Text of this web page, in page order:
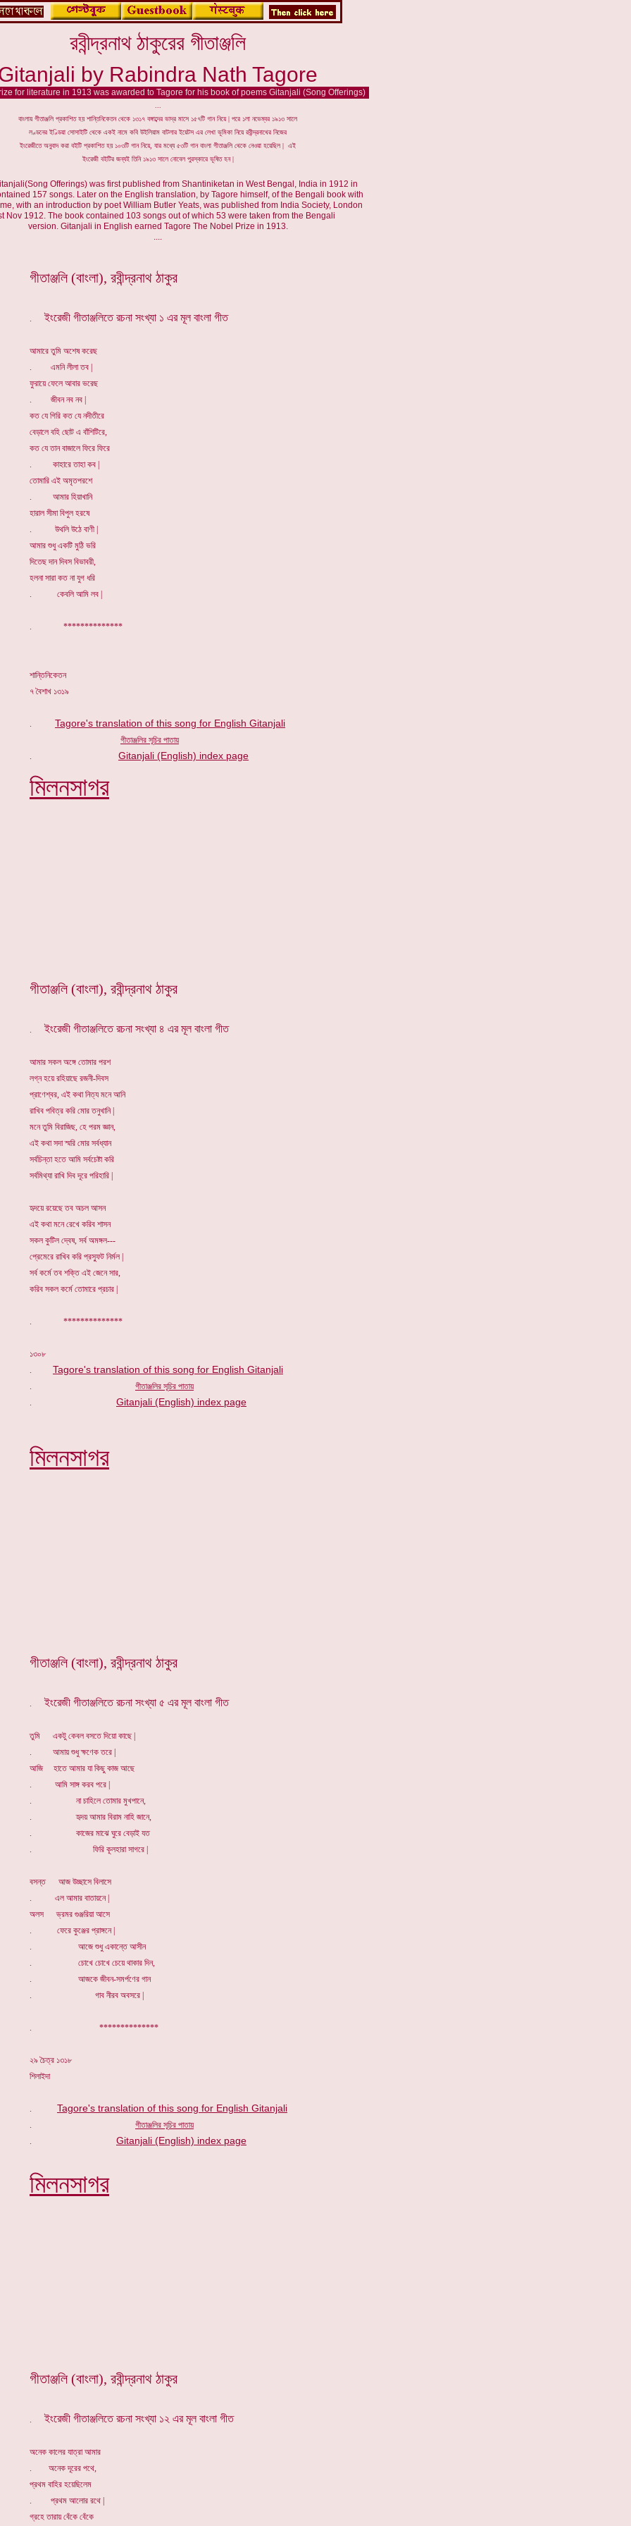
গীতাঞ্জলি (বাংলা), রবীন্দ্রনাথ ঠাকুর
. ইংরেজী গীতাঞ্জলিতে রচনা সংখ্যা ১ এর মূল বাংলা গীত
আমারে তুমি অশেষ করেছ
. এমনি লীলা তব |
ফুরায়ে ফেলে আবার ভরেছ
. জীবন নব নব |
কত যে গিরি কত যে নদীতীরে
বেড়ালে বহি ছোট এ বাঁশিটিরে,
কত যে তান বাজালে ফিরে ফিরে
. কাহারে তাহা কব |
তোমারি এই অমৃতপরশে
. আমার হিয়াখানি
হারাল সীমা বিপুল হরষে
. উথলি উঠে বাণী |
আমার শুধু একটি মুঠি ভরি
দিতেছ দান দিবস বিভাবরী,
হলনা সারা কত না যুগ ধরি
. কেবলি আমি লব |
. **************
শান্তিনিকেতন
৭ বৈশাখ ১৩১৯
. Tagore's translation of this song for English Gitanjali
গীতাঞ্জলির সূচির পাতায়
. Gitanjali (English) index page
মিলনসাগর
রবীন্দ্রনাথ ঠাকুরের গীতাঞ্জলি
by Rabindra Nath Tagore
for literature in 1913 was awarded to Tagore for his book of poems Gitanjali (Song Offerings)
বাংলায় গীতাঞ্জলি প্রকাশিত হয় শান্তিনিকেতন থেকে ১৩১৭ বঙ্গাব্দের ভাদ্র মাসে ১৫৭টি গান নিয়ে | পরে ১লা নভেম্বর ১৯১৩ সালে
লণ্ডনের ইণ্ডিয়া সোসাইটি থেকে একই নামে কবি উইলিয়াম বাটলার ইয়েটস এর লেখা ভূমিকা নিয়ে রবীন্দ্রনাথের নিজের
ইংরেজীতে অনুবাদ করা বইটি প্রকাশিত হয় ১০৩টি গান নিয়ে, যার মধ্যে ৫৩টি গান বাংলা গীতাঞ্জলি থেকে নেওয়া হয়েছিল | এই
ইংরেজী বইটির জন্যই তিনি ১৯১৩ সালে নোবেল পুরস্কারে ভূষিত হন |
Offerings) was first published from Shantiniketan in West Bengal, India in 1912 in
157 songs. Later on the English translation, by Tagore himself, of the Bengali book with
with an introduction by poet William Butler Yeats, was published from India Society, London
Nov 1912. The book contained 103 songs out of which 53 were taken from the Bengali
version. Gitanjali in English earned Tagore The Nobel Prize in 1913.
....
গীতাঞ্জলি (বাংলা), রবীন্দ্রনাথ ঠাকুর
. ইংরেজী গীতাঞ্জলিতে রচনা সংখ্যা ৪ এর মূল বাংলা গীত
আমার সকল অঙ্গে তোমার পরশ
লগ্ন হয়ে রহিয়াছে রজনী-দিবস
প্রাণেশ্বর, এই কথা নিত্য মনে আনি
রাখিব পবিত্র করি মোর তনুখানি |
মনে তুমি বিরাজিছ, হে পরম জ্ঞান,
এই কথা সদা স্মরি মোর সর্বধ্যান
সর্বচিন্তা হতে আমি সর্বচেষ্টা করি
সর্বমিথ্যা রাখি দিব দূরে পরিহারি |
হৃদয়ে রয়েছে তব অচল আসন
এই কথা মনে রেখে করিব শাসন
সকল কুটিল দ্বেষ, সর্ব অমঙ্গল---
প্রেমেরে রাখিব করি প্রস্ফুট নির্মল |
সর্ব কর্মে তব শক্তি এই জেনে সার,
করিব সকল কর্মে তোমারে প্রচার |
. **************
১৩০৮
. Tagore's translation of this song for English Gitanjali
. গীতাঞ্জলির সূচির পাতায়
. Gitanjali (English) index page
মিলনসাগর
গীতাঞ্জলি (বাংলা), রবীন্দ্রনাথ ঠাকুর
. ইংরেজী গীতাঞ্জলিতে রচনা সংখ্যা ৫ এর মূল বাংলা গীত
তুমি একটু কেবল বসতে দিয়ো কাছে |
. আমায় শুধু ক্ষণেক তরে |
আজি হাতে আমার যা কিছু কাজ আছে
. আমি সাঙ্গ করব পরে |
. না চাহিলে তোমার মুখপানে,
. হৃদয় আমার বিরাম নাহি জানে,
. কাজের মাঝে ঘুরে বেড়াই যত
. ফিরি কূলহারা সাগরে |
বসন্ত আজ উচ্ছাসে বিলাসে
. এল আমার বাতায়নে |
অলস ভ্রমর গুঞ্জরিয়া আসে
. ফেরে কুঞ্জের প্রাঙ্গনে |
. আজে শুধু একান্তে আসীন
. চোখে চোখে চেয়ে থাকার দিন,
. আজকে জীবন-সমর্পণের গান
. গাব নীরব অবসরে |
. **************
২৯ চৈত্র ১৩১৮
শিলাইদা
. Tagore's translation of this song for English Gitanjali
. গীতাঞ্জলির সূচির পাতায়
. Gitanjali (English) index page
মিলনসাগর
গীতাঞ্জলি (বাংলা), রবীন্দ্রনাথ ঠাকুর
. ইংরেজী গীতাঞ্জলিতে রচনা সংখ্যা ১২ এর মূল বাংলা গীত
অনেক কালের যাত্রা আমার
. অনেক দূরের পথে,
প্রথম বাহির হয়েছিলেম
. প্রথম আলোর রথে |
গ্রহে তারায় বেঁকে বেঁকে